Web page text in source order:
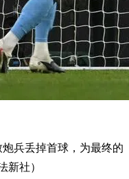
兵丢掉首球，为最终的
新社）